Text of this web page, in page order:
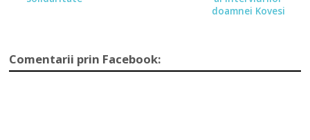
doamnei Kovesi
Comentarii prin Facebook: